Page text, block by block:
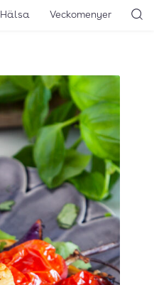
Hälsa Veckomenyer